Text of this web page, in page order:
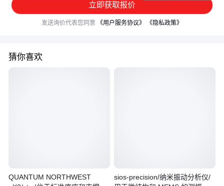
立即获取报价
发送询价代表您同意 《用户服务协议》 《隐私政策》
猜你喜欢
QUANTUM NORTHWEST
sios-precision/纳米振动分析仪/